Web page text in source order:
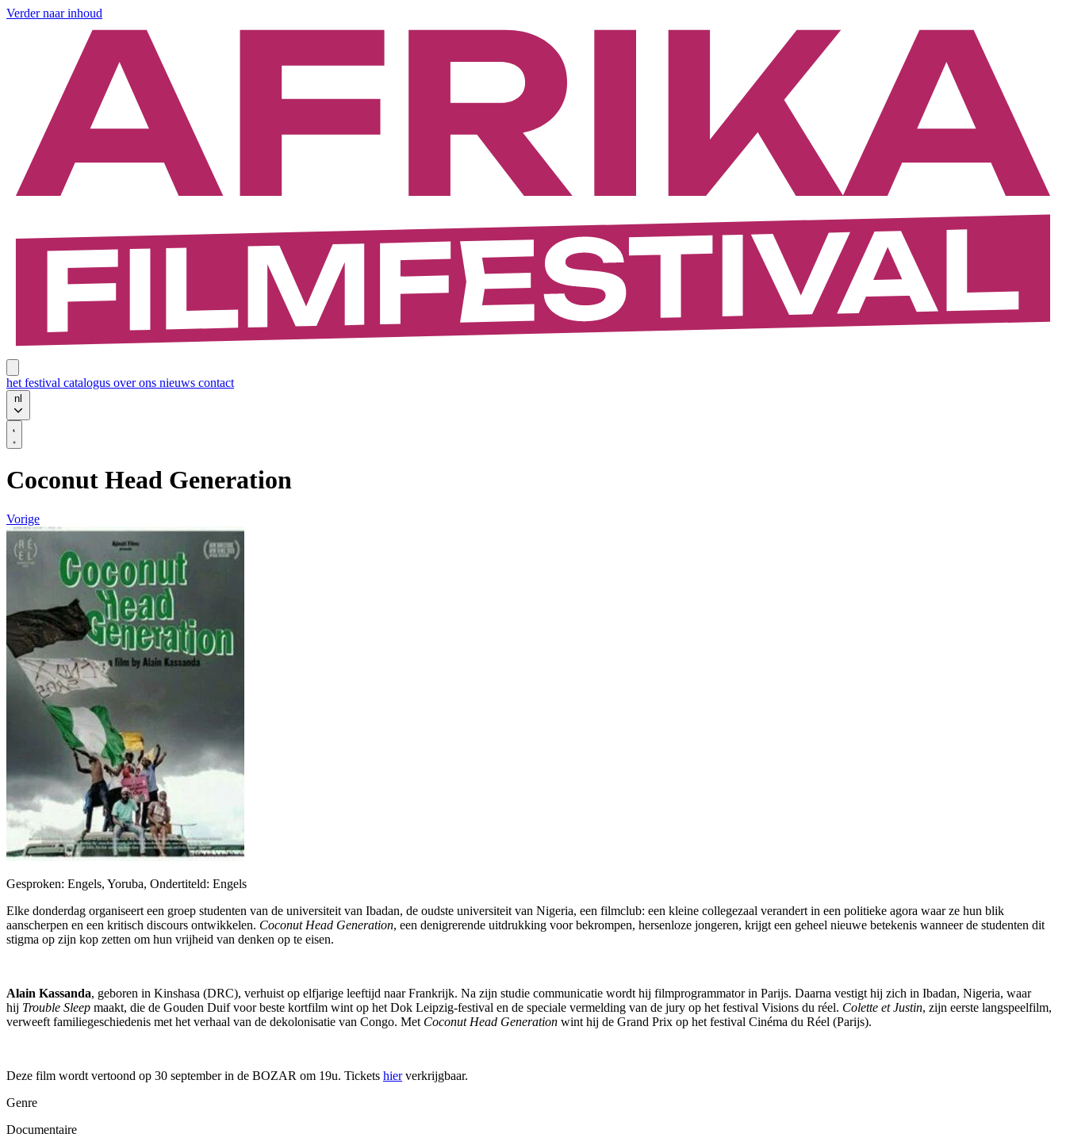
Verder naar inhoud
het festival catalogus over ons nieuws contact
nl
Coconut Head Generation
Vorige
Gesproken: Engels, Yoruba, Ondertiteld: Engels
Elke donderdag organiseert een groep studenten van de universiteit van Ibadan, de oudste universiteit van Nigeria, een filmclub: een kleine collegezaal verandert in een politieke agora waar ze hun blik
aanscherpen en een kritisch discours ontwikkelen. Coconut Head Generation, een denigrerende uitdrukking voor bekrompen, hersenloze jongeren, krijgt een geheel nieuwe betekenis wanneer de studenten dit
stigma op zijn kop zetten om hun vrijheid van denken op te eisen.
Alain Kassanda, geboren in Kinshasa (DRC), verhuist op elfjarige leeftijd naar Frankrijk. Na zijn studie communicatie wordt hij filmprogrammator in Parijs. Daarna vestigt hij zich in Ibadan, Nigeria, waar
hij Trouble Sleep maakt, die de Gouden Duif voor beste kortfilm wint op het Dok Leipzig-festival en de speciale vermelding van de jury op het festival Visions du réel. Colette et Justin, zijn eerste langspeelfilm,
verweeft familiegeschiedenis met het verhaal van de dekolonisatie van Congo. Met Coconut Head Generation wint hij de Grand Prix op het festival Cinéma du Réel (Parijs).
Deze film wordt vertoond op 30 september in de BOZAR om 19u. Tickets hierverkrijgbaar.
Genre
Documentaire